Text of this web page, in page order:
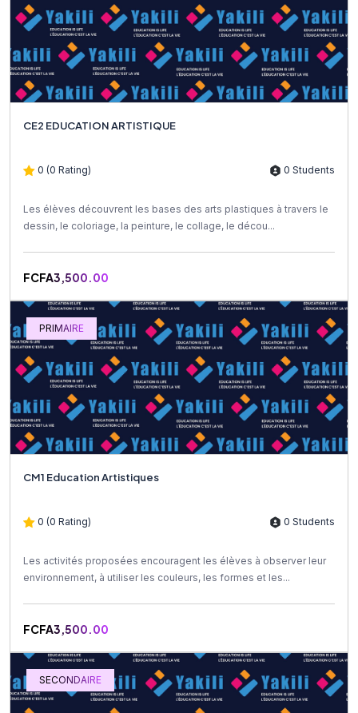
CE2 EDUCATION ARTISTIQUE
0 (0 Rating) 0 Students
Les élèves découvrent les bases des arts plastiques à travers le
dessin, le coloriage, la peinture, le collage, le décou...
FCFA3,500.00
PRIMAIRE
CM1 Education Artistiques
0 (0 Rating) 0 Students
Les activités proposées encouragent les élèves à observer leur
environnement, à utiliser les couleurs, les formes et les...
FCFA3,500.00
SECONDAIRE